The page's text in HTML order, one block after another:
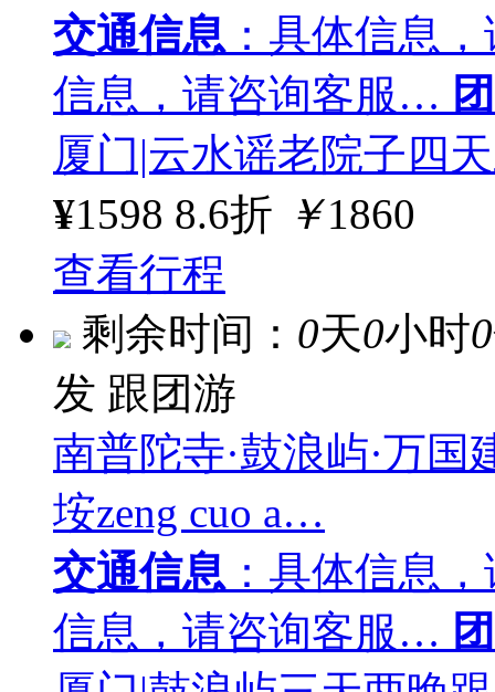
交通信息 ：具体信息
信息，请咨询客服…
厦门|云水谣老院子四
¥1598 8.6折 ￥1860
查看行程
剩余时间： 0天0小时0
发 跟团游
南普陀寺·鼓浪屿·万国
垵zeng cuo a…
交通信息 ：具体信息
信息，请咨询客服…